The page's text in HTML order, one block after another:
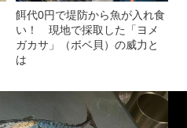
餌代0円で堤防から魚が入れ食
い！ 現地で採取した「ヨメ
ガカサ」（ボベ貝）の威力と
は